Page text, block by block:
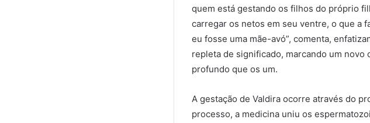
quem está gestando os filhos do próprio
carregar os netos em seu ventre, o que a
eu fosse uma mãe-avó”, comenta,
repleta de significado, marcando um novo
profundo que os um.
A gestação de Valdira ocorre através do
processo, a medicina uniu os